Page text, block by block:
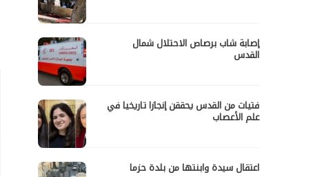
إصابة شاب برصاص الاحتلال شمال
القدس
فتيات من القدس يحققن إنجازا تاريخيا في
علم الأعصاب
اعتقال سيدة وابنتها من بلدة حزما